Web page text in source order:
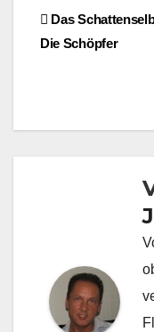
Das
Die Schöpfer